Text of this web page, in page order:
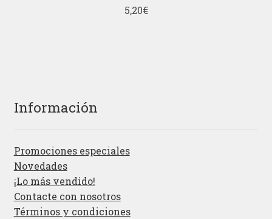
5,20€
Información
Promociones especiales
Novedades
¡Lo más vendido!
Contacte con nosotros
Términos y condiciones